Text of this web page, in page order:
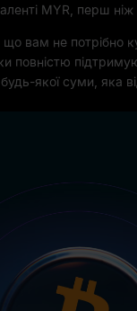
MYR, перш
вам не потрібно
повністю
якої суми, яка